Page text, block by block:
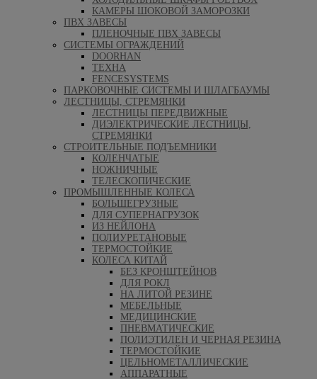
КАМЕРЫ ШОКОВОЙ ЗАМОРОЗКИ
ПВХ ЗАВЕСЫ
ПЛЕНОЧНЫЕ ПВХ ЗАВЕСЫ
СИСТЕМЫ ОГРАЖДЕНИЙ
DOORHAN
ТЕХНА
FENCESYSTEMS
ПАРКОВОЧНЫЕ СИСТЕМЫ И ШЛАГБАУМЫ
ЛЕСТНИЦЫ, СТРЕМЯНКИ
ЛЕСТНИЦЫ ПЕРЕДВИЖНЫЕ
ДИЭЛЕКТРИЧЕСКИЕ ЛЕСТНИЦЫ,
СТРЕМЯНКИ
СТРОИТЕЛЬНЫЕ ПОДЪЕМНИКИ
КОЛЕНЧАТЫЕ
НОЖНИЧНЫЕ
ТЕЛЕСКОПИЧЕСКИЕ
ПРОМЫШЛЕННЫЕ КОЛЕСА
БОЛЬШЕГРУЗНЫЕ
ДЛЯ СУПЕРНАГРУЗОК
ИЗ НЕЙЛОНА
ПОЛИУРЕТАНОВЫЕ
ТЕРМОСТОЙКИЕ
КОЛЕСА КИТАЙ
БЕЗ КРОНШТЕЙНОВ
ДЛЯ РОКЛ
НА ЛИТОЙ РЕЗИНЕ
МЕБЕЛЬНЫЕ
МЕДИЦИНСКИЕ
ПНЕВМАТИЧЕСКИЕ
ПОЛИЭТИЛЕН И ЧЕРНАЯ РЕЗИНА
ТЕРМОСТОЙКИЕ
ЦЕЛЬНОМЕТАЛЛИЧЕСКИЕ
АППАРАТНЫЕ